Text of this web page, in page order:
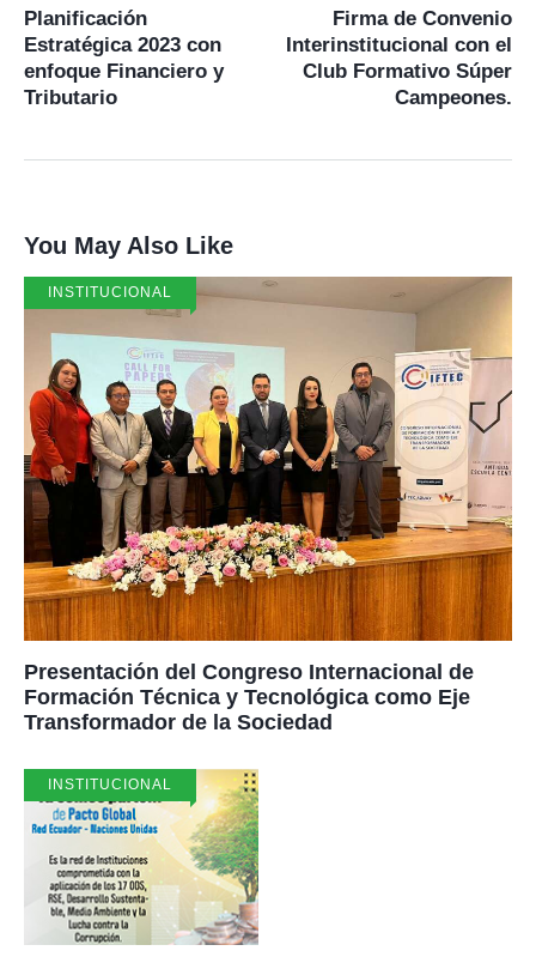
Planificación
Estratégica 2023 con
enfoque Financiero y
Tributario
Firma de Convenio
Interinstitucional con el
Club Formativo Súper
Campeones.
You May Also Like
INSTITUCIONAL
Presentación del Congreso Internacional de
Formación Técnica y Tecnológica como Eje
Transformador de la Sociedad
INSTITUCIONAL